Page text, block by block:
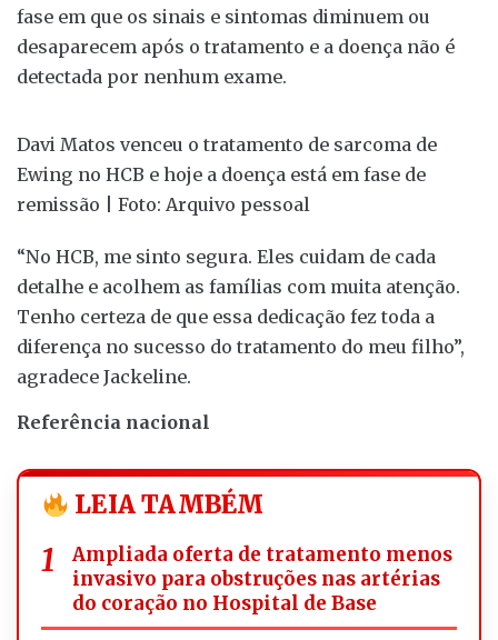
fase em que os sinais e sintomas diminuem ou
desaparecem após o tratamento e a doença não é
detectada por nenhum exame.
Davi Matos venceu o tratamento de sarcoma de
Ewing no HCB e hoje a doença está em fase de
remissão | Foto: Arquivo pessoal
“No HCB, me sinto segura. Eles cuidam de cada
detalhe e acolhem as famílias com muita atenção.
Tenho certeza de que essa dedicação fez toda a
diferença no sucesso do tratamento do meu filho”,
agradece Jackeline.
Referência nacional
LEIA TAMBÉM
Ampliada oferta de tratamento menos
invasivo para obstruções nas artérias
do coração no Hospital de Base